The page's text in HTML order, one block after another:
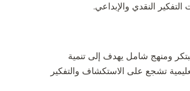
النقدي والإبداعي.
ومنهج شامل يهدف إلى تنمية
تشجع على الاستكشاف والتفكير